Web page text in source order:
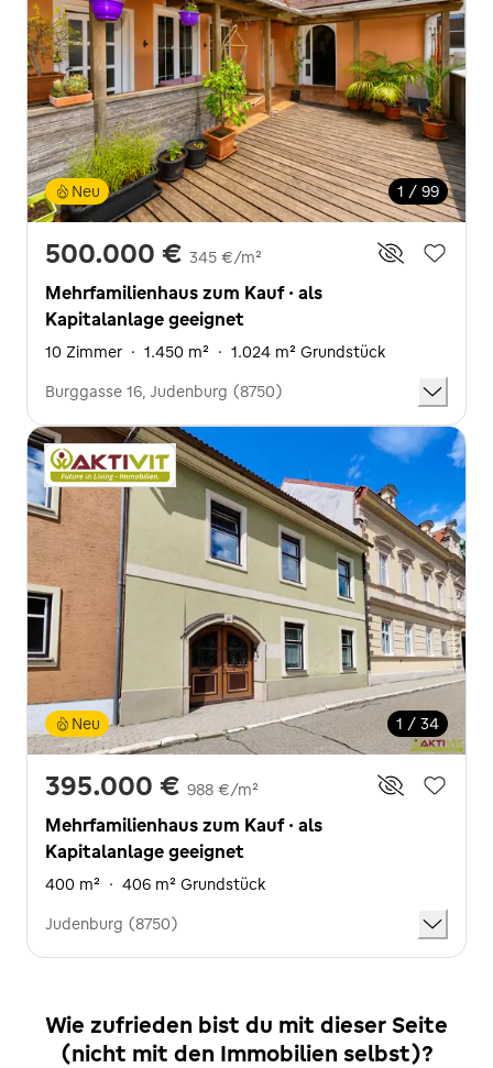
1 / 99
Neu
500.000 € 345 €/m²
Mehrfamilienhaus zum Kauf · als
Kapitalanlage geeignet
10 Zimmer · 1.450 m² · 1.024 m² Grundstück
Burggasse 16, Judenburg (8750)
1 / 34
Neu
395.000 € 988 €/m²
Mehrfamilienhaus zum Kauf · als
Kapitalanlage geeignet
400 m² · 406 m² Grundstück
Judenburg (8750)
Wie zufrieden bist du mit dieser Seite
(nicht mit den Immobilien selbst)?